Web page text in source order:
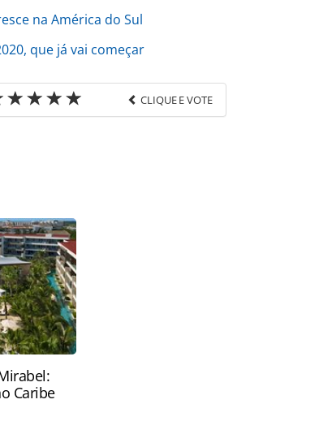
na América do Sul
que já vai começar
CLIQUE E VOTE
2019/10/msc-recebe-o-msc-
ou as ferramentas
PANROTAS Editora é protegido
reproduza o conteúdo sem
Caribe